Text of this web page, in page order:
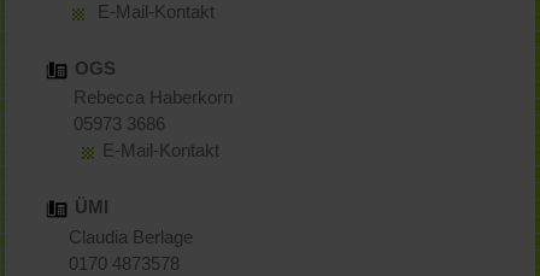
E-Mail-Kontakt
OGS
Rebecca Haberkorn
05973 3686
E-Mail-Kontakt
ÜMI
Claudia Berlage
0170 4873578